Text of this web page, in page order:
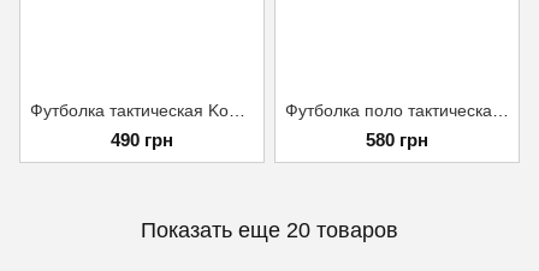
490 грн 580 грн
Показать еще 20 товаров